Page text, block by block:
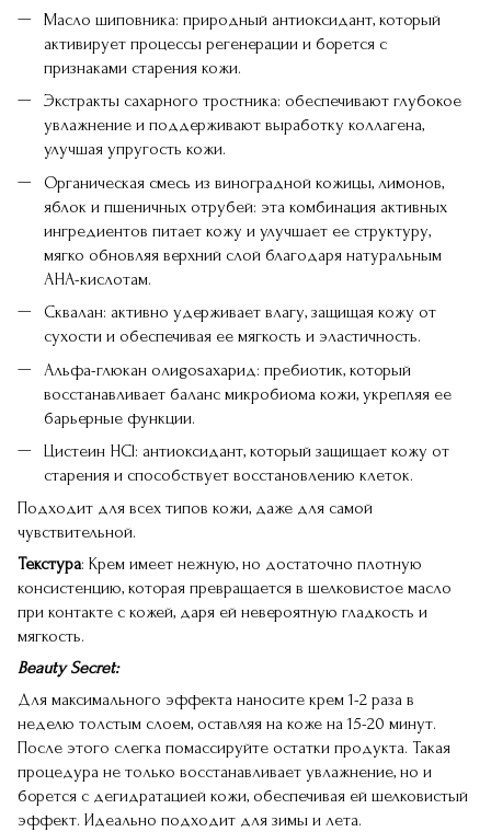
Масло шиповника: природный антиоксидант, который
активирует процессы регенерации и борется с
признаками старения кожи.
Экстракты сахарного тростника: обеспечивают глубокое
увлажнение и поддерживают выработку коллагена,
улучшая упругость кожи.
Органическая смесь из виноградной кожицы, лимонов,
яблок и пшеничных отрубей: эта комбинация активных
ингредиентов питает кожу и улучшает ее структуру,
мягко обновляя верхний слой благодаря натуральным
AHA-кислотам.
Сквалан: активно удерживает влагу, защищая кожу от
сухости и обеспечивая ее мягкость и эластичность.
Альфа-глюкан олиgosахарид: пребиотик, который
восстанавливает баланс микробиома кожи, укрепляя ее
барьерные функции.
Цистеин HCl: антиоксидант, который защищает кожу от
старения и способствует восстановлению клеток.
Подходит для всех типов кожи, даже для самой
чувствительной.
Текстура: Крем имеет нежную, но достаточно плотную
консистенцию, которая превращается в шелковистое масло
при контакте с кожей, даря ей невероятную гладкость и
мягкость.
Beauty Secret:
Для максимального эффекта наносите крем 1-2 раза в
неделю толстым слоем, оставляя на коже на 15-20 минут.
После этого слегка помассируйте остатки продукта. Такая
процедура не только восстанавливает увлажнение, но и
борется с дегидратацией кожи, обеспечивая ей шелковистый
эффект. Идеально подходит для зимы и лета.